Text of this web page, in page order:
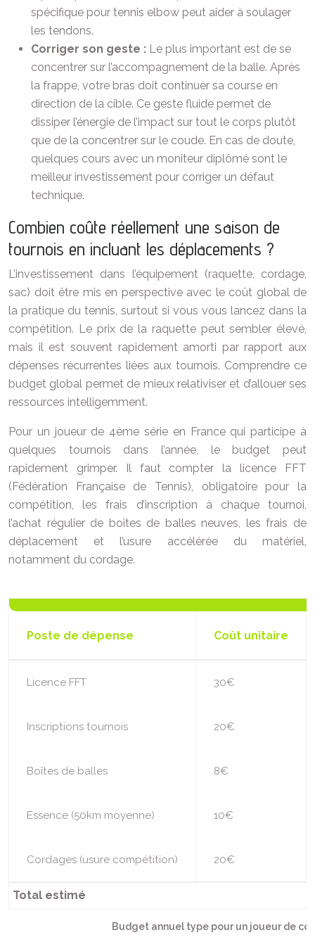
spécifique pour tennis elbow peut aider à soulager
les tendons.
Corriger son geste : Le plus important est de se
concentrer sur l’accompagnement de la balle. Après
la frappe, votre bras doit continuer sa course en
direction de la cible. Ce geste fluide permet de
dissiper l’énergie de l’impact sur tout le corps plutôt
que de la concentrer sur le coude. En cas de doute,
quelques cours avec un moniteur diplômé sont le
meilleur investissement pour corriger un défaut
technique.
Combien coûte réellement une saison de
tournois en incluant les déplacements ?
L’investissement dans l’équipement (raquette, cordage,
sac) doit être mis en perspective avec le coût global de
la pratique du tennis, surtout si vous vous lancez dans la
compétition. Le prix de la raquette peut sembler élevé,
mais il est souvent rapidement amorti par rapport aux
dépenses récurrentes liées aux tournois. Comprendre ce
budget global permet de mieux relativiser et d’allouer ses
ressources intelligemment.
Pour un joueur de 4ème série en France qui participe à
quelques tournois dans l’année, le budget peut
rapidement grimper. Il faut compter la licence FFT
(Fédération Française de Tennis), obligatoire pour la
compétition, les frais d’inscription à chaque tournoi,
l’achat régulier de boîtes de balles neuves, les frais de
déplacement et l’usure accélérée du matériel,
notamment du cordage.
Budget annuel type pour un joueur de
Poste de dépense Coût unitaire
Licence FFT 30€
Inscriptions tournois 20€
Boîtes de balles 8€
Essence (50km moyenne) 10€
Cordages (usure compétition) 20€
Total estimé